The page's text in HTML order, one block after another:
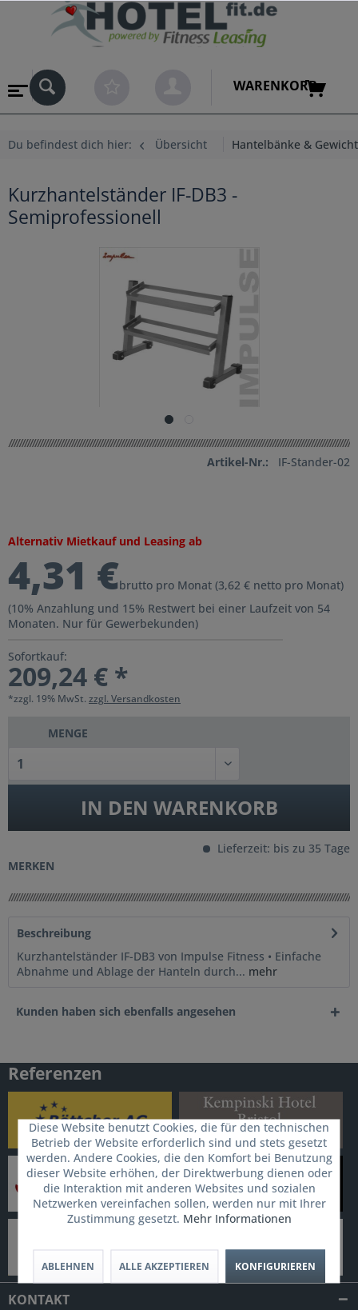
WARENKORB
Du befindest dich hier: Übersicht Hantelbänke &
Kurzhantelständer IF-DB3 -
Semiprofessionell
Artikel-Nr.: IF-Stander-02
Alternativ Mietkauf und Leasing ab
4,31 €brutto pro Monat (3,62 € netto pro Monat)
(10% Anzahlung und 15% Restwert bei einer Laufzeit von 54
Monaten. Nur für Gewerbekunden)
Sofortkauf:
209,24 € *
*zzgl. 19% MwSt. zzgl. Versandkosten
MENGE
IN DEN WARENKORB
Lieferzeit: bis zu 35 Tage
MERKEN
Beschreibung
Kurzhantelständer IF-DB3 von Impulse Fitness • Einfache
Abnahme und Ablage der Hanteln durch... mehr
Kunden haben sich ebenfalls angesehen
Referenzen
KONTAKT
Diese Website benutzt Cookies, die für den technischen
Betrieb der Website erforderlich sind und stets gesetzt
werden. Andere Cookies, die den Komfort bei Benutzung
dieser Website erhöhen, der Direktwerbung dienen oder
die Interaktion mit anderen Websites und sozialen
Netzwerken vereinfachen sollen, werden nur mit Ihrer
Zustimmung gesetzt. Mehr Informationen
ABLEHNEN ALLE AKZEPTIEREN KONFIGURIEREN